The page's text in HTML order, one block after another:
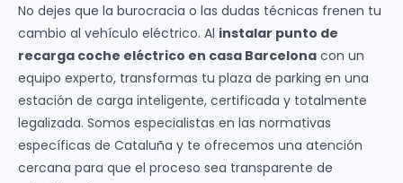
No dejes que la burocracia o las dudas técnicas frenen tu
cambio al vehículo eléctrico. Al instalar punto de
recarga coche eléctrico en casa Barcelona con un
equipo experto, transformas tu plaza de parking en una
estación de carga inteligente, certificada y totalmente
legalizada. Somos especialistas en las normativas
específicas de Cataluña y te ofrecemos una atención
cercana para que el proceso sea transparente de